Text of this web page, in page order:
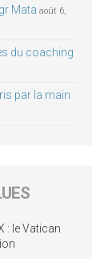
Mata août 6,
du coaching
par la main
: le Vatican